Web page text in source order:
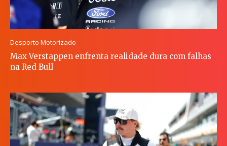
Desporto Motorizado
Max Verstappen enfrenta realidade dura com falhas
na Red Bull